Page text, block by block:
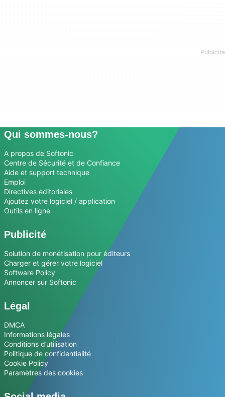
Qui sommes-nous?
A propos de Softonic
Centre de Sécurité et de Confiance
Aide et support technique
Emploi
Directives éditoriales
Ajoutez votre logiciel / application
Outils en ligne
Publicité
Solution de monétisation pour éditeurs
Charger et gérer votre logiciel
Software Policy
Annoncer sur Softonic
Légal
DMCA
Informations légales
Conditions d’utilisation
Politique de confidentialité
Cookie Policy
Paramètres des cookies